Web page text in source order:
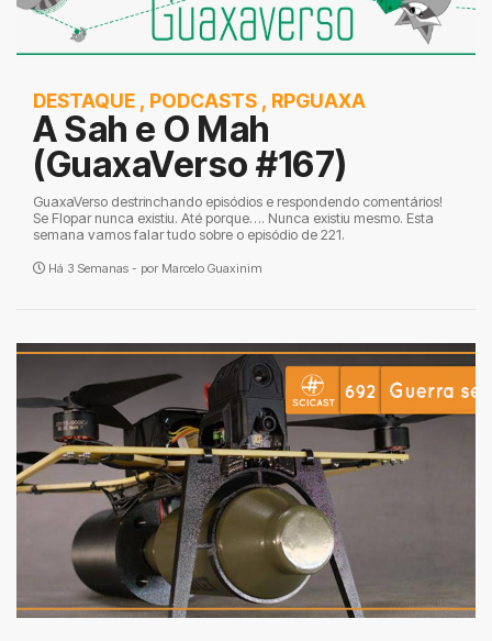
DESTAQUE , PODCASTS , RPGUAXA
A Sah e O Mah
(GuaxaVerso #167)
GuaxaVerso destrinchando episódios e respondendo comentários!
Se Flopar nunca existiu. Até porque…. Nunca existiu mesmo. Esta
semana vamos falar tudo sobre o episódio de 221.
Há 3 Semanas - por Marcelo Guaxinim